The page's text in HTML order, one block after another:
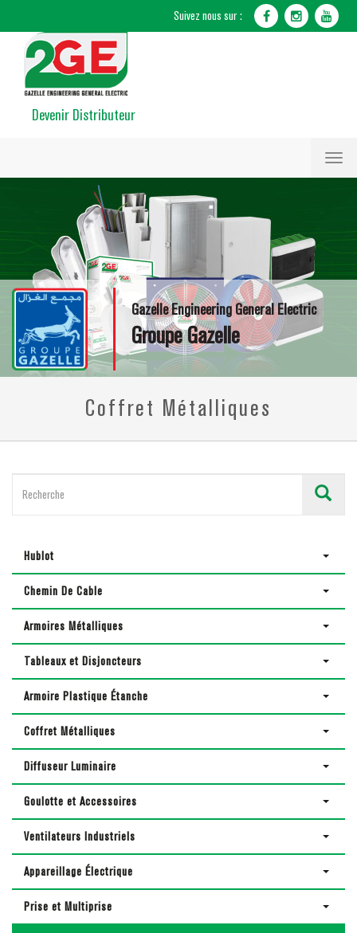
Devenir Distributeur
Gazelle Engineering General Electric
Groupe Gazelle
Coffret Métalliques
Hublot
Chemin De Cable
Armoires Métalliques
Tableaux et Disjoncteurs
Armoire Plastique Étanche
Coffret Métalliques
Diffuseur Luminaire
Goulotte et Accessoires
Ventilateurs Industriels
Appareillage Électrique
Prise et Multiprise